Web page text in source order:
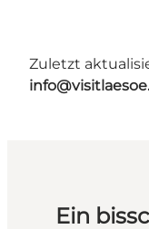
Zuletzt
Ein